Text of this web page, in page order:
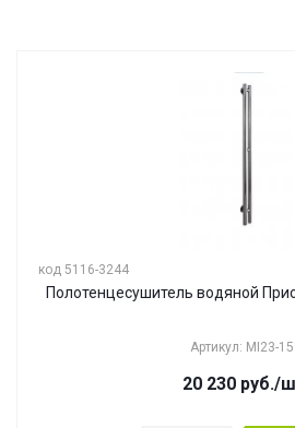
код 5116-3244
Полотенцесушитель водяной
Артикул: MI23-
20 230руб./